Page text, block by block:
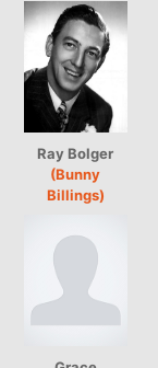
Ray Bolger
(Bunny
Billings)